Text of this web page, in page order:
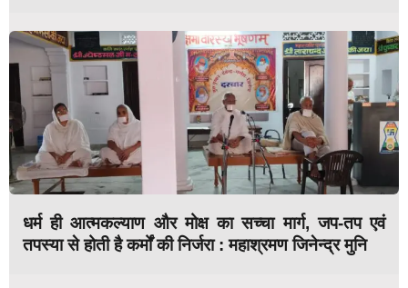
धर्म ही आत्मकल्याण और मोक्ष का सच्चा मार्ग, जप-तप एवं
तपस्या से होती है कर्मों की निर्जरा : महाश्रमण जिनेन्द्र मुनि